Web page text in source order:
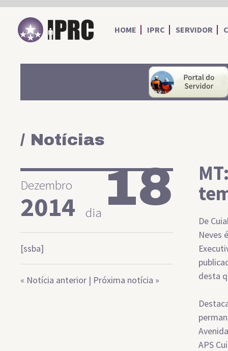
IPRC
HOME IPRC SERVIDOR
/ Notícias
Dezembro
2014 dia18
[ssba]
« Notícia anterior | Próxima notícia »
De
Neves
desta
APS